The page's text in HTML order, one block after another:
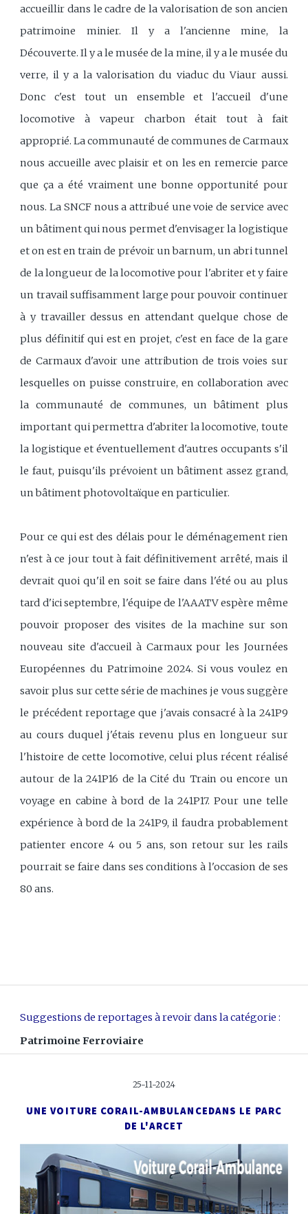
accueillir dans le cadre de la valorisation de son ancien
patrimoine minier. Il y a l'ancienne mine, la
Découverte. Il y a le musée de la mine, il y a le musée du
verre, il y a la valorisation du viaduc du Viaur aussi.
Donc c'est tout un ensemble et l'accueil d'une
locomotive à vapeur charbon était tout à fait
approprié. La communauté de communes de Carmaux
nous accueille avec plaisir et on les en remercie parce
que ça a été vraiment une bonne opportunité pour
nous. La SNCF nous a attribué une voie de service avec
un bâtiment qui nous permet d'envisager la logistique
et on est en train de prévoir un barnum, un abri tunnel
de la longueur de la locomotive pour l'abriter et y faire
un travail suffisamment large pour pouvoir continuer
à y travailler dessus en attendant quelque chose de
plus définitif qui est en projet, c'est en face de la gare
de Carmaux d'avoir une attribution de trois voies sur
lesquelles on puisse construire, en collaboration avec
la communauté de communes, un bâtiment plus
important qui permettra d'abriter la locomotive, toute
la logistique et éventuellement d'autres occupants s'il
le faut, puisqu'ils prévoient un bâtiment assez grand,
un bâtiment photovoltaïque en particulier.
Pour ce qui est des délais pour le déménagement rien
n'est à ce jour tout à fait définitivement arrêté, mais il
devrait quoi qu'il en soit se faire dans l'été ou au plus
tard d'ici septembre, l'équipe de l'AAATV espère même
pouvoir proposer des visites de la machine sur son
nouveau site d'accueil à Carmaux pour les Journées
Européennes du Patrimoine 2024. Si vous voulez en
savoir plus sur cette série de machines je vous suggère
le précédent reportage que j'avais consacré à la 241P9
au cours duquel j'étais revenu plus en longueur sur
l'histoire de cette locomotive, celui plus récent réalisé
autour de la 241P16 de la Cité du Train ou encore un
voyage en cabine à bord de la 241P17. Pour une telle
expérience à bord de la 241P9, il faudra probablement
patienter encore 4 ou 5 ans, son retour sur les rails
pourrait se faire dans ses conditions à l'occasion de ses
80 ans.
Suggestions de reportages à revoir dans la catégorie :
Patrimoine Ferroviaire
25-11-2024
UNE VOITURE CORAIL-AMBULANCEDANS LE PARC
DE L'ARCET